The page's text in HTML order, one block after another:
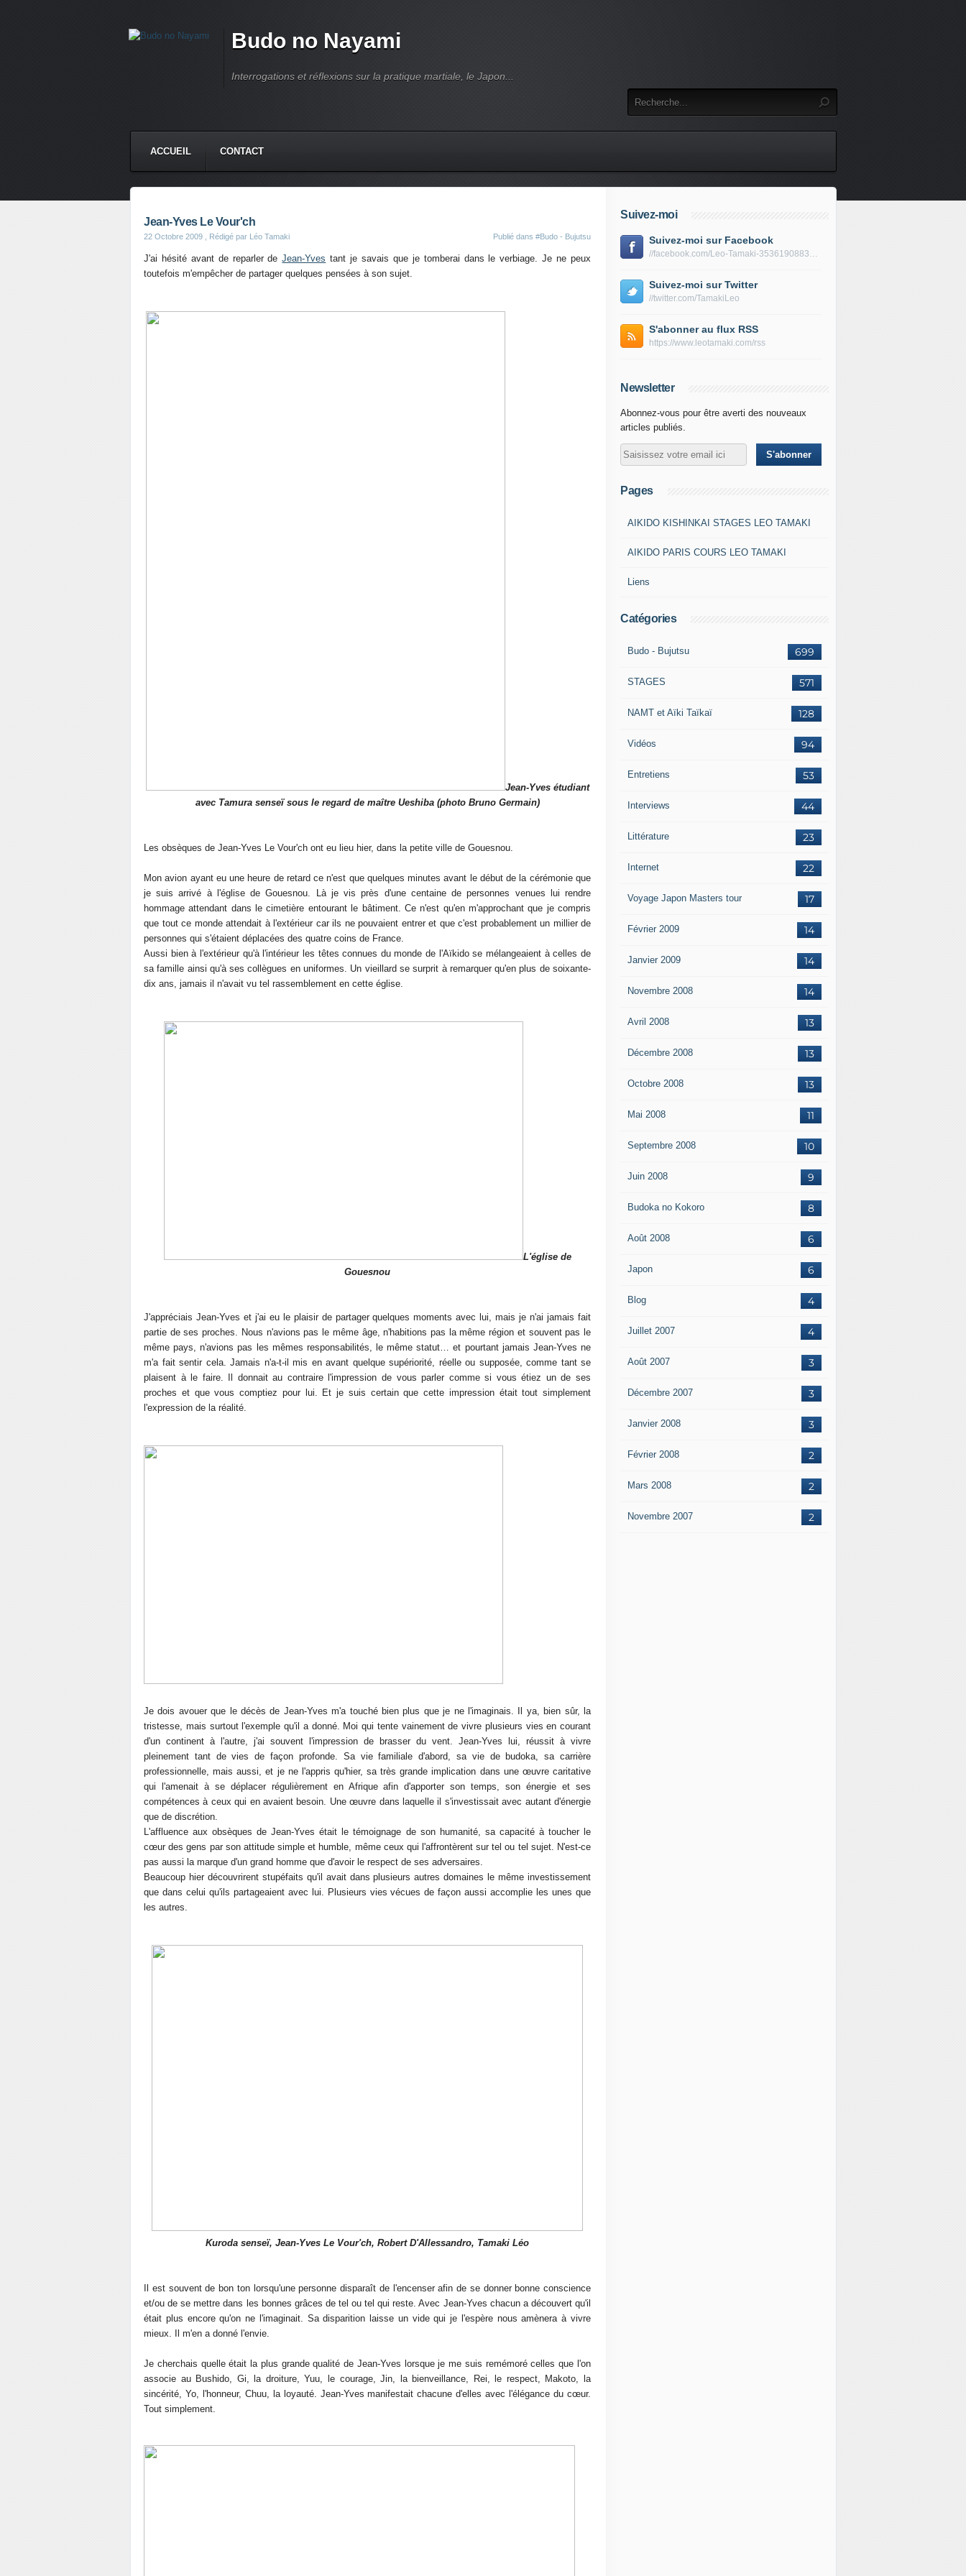
Budo no Nayami
Interrogations et réflexions sur la pratique martiale, le Japon...
ACCUEIL CONTACT
Jean-Yves Le Vour'ch
22 Octobre 2009 , Rédigé par Léo Tamaki Publié dans #Budo - Bujutsu
J'ai hésité avant de reparler deJean-Yves tant je savais que je tomberai dans le verbiage. Je ne peux
toutefois m'empêcher de partager quelques pensées à son sujet.
Jean-Yves étudiant
avec Tamura senseï sous le regard de maître Ueshiba (photo Bruno Germain)
Les obsèques de Jean-Yves Le Vour'ch ont eu lieu hier, dans la petite ville de Gouesnou.
Mon avion ayant eu une heure de retard ce n'est que quelques minutes avant le début de la cérémonie que
je suis arrivé à l'église de Gouesnou. Là je vis près d'une centaine de personnes venues lui rendre
hommage attendant dans le cimetière entourant le bâtiment. Ce n'est qu'en m'approchant que je compris
que tout ce monde attendait à l'extérieur car ils ne pouvaient entrer et que c'est probablement un millier de
personnes qui s'étaient déplacées des quatre coins de France.
Aussi bien à l'extérieur qu'à l'intérieur les têtes connues du monde de l'Aïkido se mélangeaient à celles de
sa famille ainsi qu'à ses collègues en uniformes. Un vieillard se surprit à remarquer qu'en plus de soixante-
dix ans, jamais il n'avait vu tel rassemblement en cette église.
L'église de
Gouesnou
J'appréciais Jean-Yves et j'ai eu le plaisir de partager quelques moments avec lui, mais je n'ai jamais fait
partie de ses proches. Nous n'avions pas le même âge, n'habitions pas la même région et souvent pas le
même pays, n'avions pas les mêmes responsabilités, le même statut… et pourtant jamais Jean-Yves ne
m'a fait sentir cela. Jamais n'a-t-il mis en avant quelque supériorité, réelle ou supposée, comme tant se
plaisent à le faire. Il donnait au contraire l'impression de vous parler comme si vous étiez un de ses
proches et que vous comptiez pour lui. Et je suis certain que cette impression était tout simplement
l'expression de la réalité.
Je dois avouer que le décès de Jean-Yves m'a touché bien plus que je ne l'imaginais. Il ya, bien sûr, la
tristesse, mais surtout l'exemple qu'il a donné. Moi qui tente vainement de vivre plusieurs vies en courant
d'un continent à l'autre, j'ai souvent l'impression de brasser du vent. Jean-Yves lui, réussit à vivre
pleinement tant de vies de façon profonde. Sa vie familiale d'abord, sa vie de budoka, sa carrière
professionnelle, mais aussi, et je ne l'appris qu'hier, sa très grande implication dans une œuvre caritative
qui l'amenait à se déplacer régulièrement en Afrique afin d'apporter son temps, son énergie et ses
compétences à ceux qui en avaient besoin. Une œuvre dans laquelle il s'investissait avec autant d'énergie
que de discrétion.
L'affluence aux obsèques de Jean-Yves était le témoignage de son humanité, sa capacité à toucher le
cœur des gens par son attitude simple et humble, même ceux qui l'affrontèrent sur tel ou tel sujet. N'est-ce
pas aussi la marque d'un grand homme que d'avoir le respect de ses adversaires.
Beaucoup hier découvrirent stupéfaits qu'il avait dans plusieurs autres domaines le même investissement
que dans celui qu'ils partageaient avec lui. Plusieurs vies vécues de façon aussi accomplie les unes que
les autres.
Kuroda senseï, Jean-Yves Le Vour'ch, Robert D'Allessandro, Tamaki Léo
Il est souvent de bon ton lorsqu'une personne disparaît de l'encenser afin de se donner bonne conscience
et/ou de se mettre dans les bonnes grâces de tel ou tel qui reste. Avec Jean-Yves chacun a découvert qu'il
était plus encore qu'on ne l'imaginait. Sa disparition laisse un vide qui je l'espère nous amènera à vivre
mieux. Il m'en a donné l'envie.
Je cherchais quelle était la plus grande qualité de Jean-Yves lorsque je me suis remémoré celles que l'on
associe au Bushido, Gi, la droiture, Yuu, le courage, Jin, la bienveillance, Rei, le respect, Makoto, la
sincérité, Yo, l'honneur, Chuu, la loyauté. Jean-Yves manifestait chacune d'elles avec l'élégance du cœur.
Tout simplement.
Suivez-moi
Suivez-moi sur Facebook
//facebook.com/Leo-Tamaki-353619088319688/
Suivez-moi sur Twitter
//twitter.com/TamakiLeo
S'abonner au flux RSS
https://www.leotamaki.com/rss
Newsletter
Abonnez-vous pour être averti des nouveaux
articles publiés.
Pages
AIKIDO KISHINKAI STAGES LEO TAMAKI
AIKIDO PARIS COURS LEO TAMAKI
Liens
Catégories
699
Budo - Bujutsu
571
STAGES
128
NAMT et Aïki Taïkaï
94
Vidéos
53
Entretiens
44
Interviews
23
Littérature
22
Internet
17
Voyage Japon Masters tour
14
Février 2009
14
Janvier 2009
14
Novembre 2008
13
Avril 2008
13
Décembre 2008
13
Octobre 2008
11
Mai 2008
10
Septembre 2008
9
Juin 2008
8
Budoka no Kokoro
6
Août 2008
6
Japon
4
Blog
4
Juillet 2007
3
Août 2007
3
Décembre 2007
3
Janvier 2008
2
Février 2008
2
Mars 2008
2
Novembre 2007